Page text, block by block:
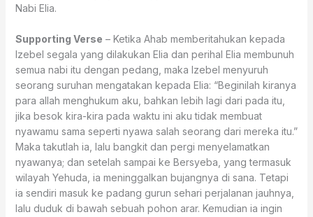
Nabi Elia.
Supporting Verse – Ketika Ahab memberitahukan kepada
Izebel segala yang dilakukan Elia dan perihal Elia membunuh
semua nabi itu dengan pedang, maka Izebel menyuruh
seorang suruhan mengatakan kepada Elia: “Beginilah kiranya
para allah menghukum aku, bahkan lebih lagi dari pada itu,
jika besok kira-kira pada waktu ini aku tidak membuat
nyawamu sama seperti nyawa salah seorang dari mereka itu.”
Maka takutlah ia, lalu bangkit dan pergi menyelamatkan
nyawanya; dan setelah sampai ke Bersyeba, yang termasuk
wilayah Yehuda, ia meninggalkan bujangnya di sana. Tetapi
ia sendiri masuk ke padang gurun sehari perjalanan jauhnya,
lalu duduk di bawah sebuah pohon arar. Kemudian ia ingin